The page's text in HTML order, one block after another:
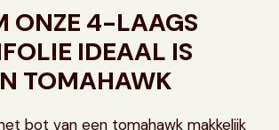
ONZE 4-LAAGS
IDEAAL IS
TOMAHAWK
bot van een tomahawk makkelijk